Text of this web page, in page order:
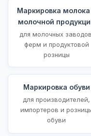
Маркировка молока
молочной
для молочных
ферм и продуктовой
розницы
Маркировка обуви
для производителей,
импортеров и
обуви